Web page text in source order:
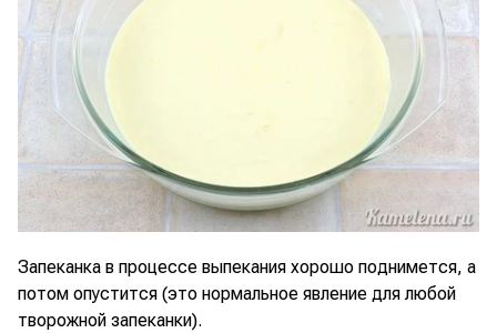
Запеканка в процессе выпекания хорошо поднимется, а
потом опустится (это нормальное явление для любой
творожной запеканки).